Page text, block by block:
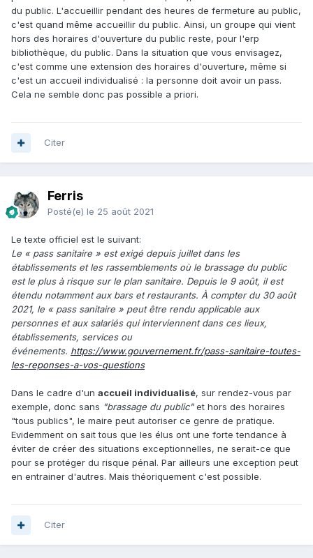
du public. L'accueillir pendant des heures de fermeture au public,
c'est quand même accueillir du public. Ainsi, un groupe qui vient
hors des horaires d'ouverture du public reste, pour l'erp
bibliothèque, du public. Dans la situation que vous envisagez,
c'est comme une extension des horaires d'ouverture, même si
c'est un accueil individualisé : la personne doit avoir un pass.
Cela ne semble donc pas possible a priori.
Citer
Ferris
Posté(e) le 25 août 2021
Le texte officiel est le suivant:
Le « pass sanitaire » est exigé depuis juillet dans les
établissements et les rassemblements où le brassage du public
est le plus à risque sur le plan sanitaire. Depuis le 9 août, il est
étendu notamment aux bars et restaurants. À compter du 30 août
2021, le « pass sanitaire » peut être rendu applicable aux
personnes et aux salariés qui interviennent dans ces lieux,
établissements, services ou
événements. https://www.gouvernement.fr/pass-sanitaire-toutes-
les-reponses-a-vos-questions
Dans le cadre d'un accueil individualisé, sur rendez-vous par
exemple, donc sans "brassage du public"et hors des horaires
"tous publics", le maire peut autoriser ce genre de pratique.
Evidemment on sait tous que les élus ont une forte tendance à
éviter de créer des situations exceptionnelles, ne serait-ce que
pour se protéger du risque pénal. Par ailleurs une exception peut
en entrainer d'autres. Mais théoriquement c'est possible.
Citer